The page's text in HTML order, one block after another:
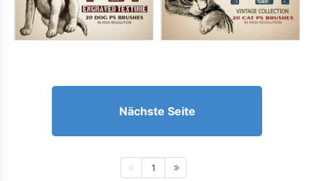
Nächste Seite
1